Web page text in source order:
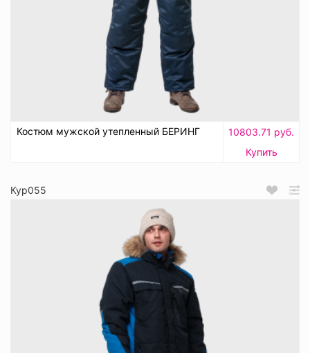
Костюм мужской утепленный БЕРИНГ
10803.71 руб.
Купить
Кур055